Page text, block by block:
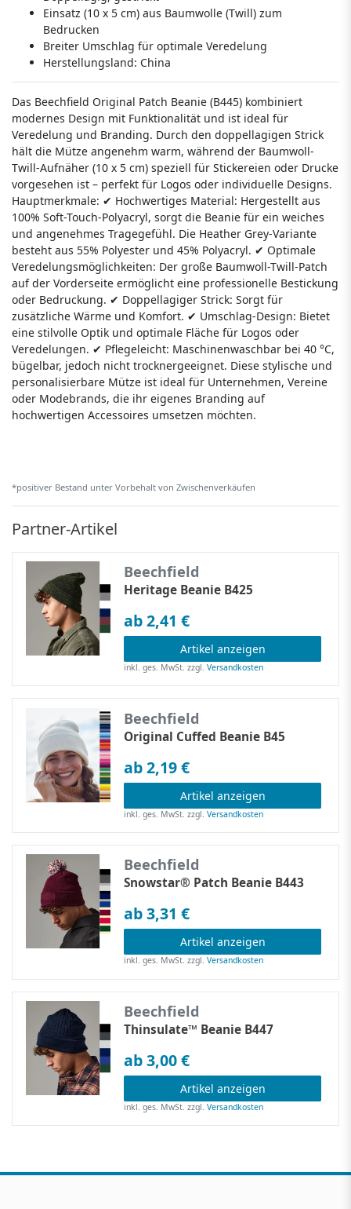
Einsatz (10 x 5 cm) aus Baumwolle (Twill) zum
Bedrucken
Breiter Umschlag für optimale Veredelung
Herstellungsland: China
Das Beechfield Original Patch Beanie (B445) kombiniert
modernes Design mit Funktionalität und ist ideal für
Veredelung und Branding. Durch den doppellagigen Strick
hält die Mütze angenehm warm, während der Baumwoll-
Twill-Aufnäher (10 x 5 cm) speziell für Stickereien oder Drucke
vorgesehen ist – perfekt für Logos oder individuelle Designs.
Hauptmerkmale: ✔ Hochwertiges Material: Hergestellt aus
100% Soft-Touch-Polyacryl, sorgt die Beanie für ein weiches
und angenehmes Tragegefühl. Die Heather Grey-Variante
besteht aus 55% Polyester und 45% Polyacryl. ✔ Optimale
Veredelungsmöglichkeiten: Der große Baumwoll-Twill-Patch
auf der Vorderseite ermöglicht eine professionelle Bestickung
oder Bedruckung. ✔ Doppellagiger Strick: Sorgt für
zusätzliche Wärme und Komfort. ✔ Umschlag-Design: Bietet
eine stilvolle Optik und optimale Fläche für Logos oder
Veredelungen. ✔ Pflegeleicht: Maschinenwaschbar bei 40 °C,
bügelbar, jedoch nicht trocknergeeignet. Diese stylische und
personalisierbare Mütze ist ideal für Unternehmen, Vereine
oder Modebrands, die ihr eigenes Branding auf
hochwertigen Accessoires umsetzen möchten.
*positiver Bestand unter Vorbehalt von Zwischenverkäufen
Partner-Artikel
Beechfield
Heritage Beanie B425
ab 2,41 €
Artikel anzeigen
inkl. ges. MwSt. zzgl.Versandkosten
Beechfield
Original Cuffed Beanie B45
ab 2,19 €
Artikel anzeigen
inkl. ges. MwSt. zzgl.Versandkosten
Beechfield
Snowstar® Patch Beanie B443
ab 3,31 €
Artikel anzeigen
inkl. ges. MwSt. zzgl.Versandkosten
Beechfield
Thinsulate™ Beanie B447
ab 3,00 €
Artikel anzeigen
inkl. ges. MwSt. zzgl.Versandkosten